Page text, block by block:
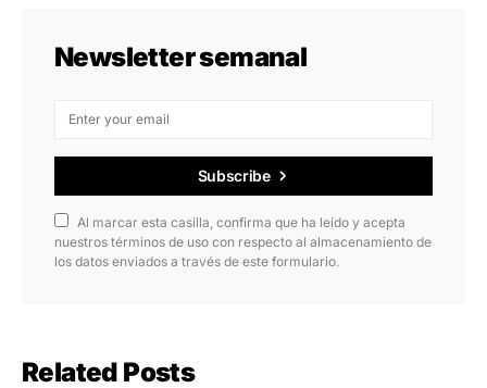
Newsletter semanal
Subscribe
Al marcar esta casilla, confirma que ha leído y acepta
nuestros términos de uso con respecto al almacenamiento de
los datos enviados a través de este formulario.
Related Posts